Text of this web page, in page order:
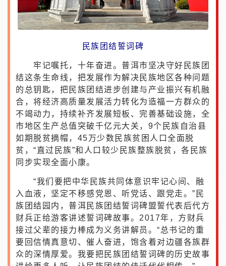
民族团结誓词碑
牢记嘱托，十年奋进。普洱市坚决守好民族团
结这条生命线，把发展作为解决民族地区各种问题
的总钥匙，把民族团结进步创建与产业振兴有机融
合，将经济高质量发展活力转化为造福一方群众的
不竭动力，持续补齐发展短板、完善基础设施，全
市地区生产总值突破千亿元大关，9个民族自治县
如期脱贫摘帽，45万少数民族贫困人口全面脱
贫，“直过民族”和人口较少民族整族脱贫，各民族
同步实现全面小康。
“我们要把中华民族共同体意识牢记心间、融
入血液，坚定不移感党恩、听党话、跟党走。”民
族团结园内，普洱民族团结誓词碑盟誓代表后代方
财兵正给游客讲述誓词碑故事。2017年，方财兵
接过父辈的接力棒成为义务讲解员。“总书记的重
要回信情真意切、催人奋进，饱含着对边疆各族群
众的深情厚爱。我要把民族团结誓词碑的历史故事